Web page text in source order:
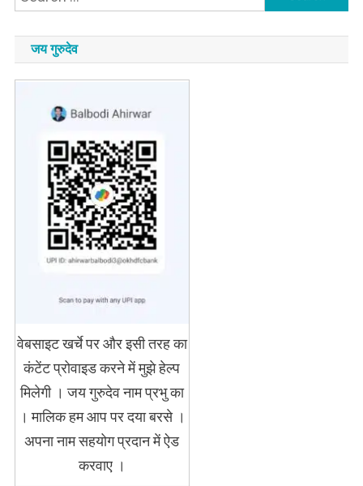
for:
जय गुरुदेव
वेबसाइट खर्चे पर और इसी तरह का
कंटेंट प्रोवाइड करने में मुझे हेल्प
मिलेगी । जय गुरुदेव नाम प्रभु का
। मालिक हम आप पर दया बरसे ।
अपना नाम सहयोग प्रदान में ऐड
करवाए ।